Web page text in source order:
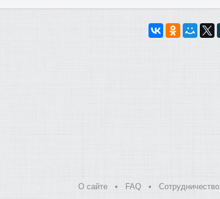
О сайте • FAQ • Сотрудничество